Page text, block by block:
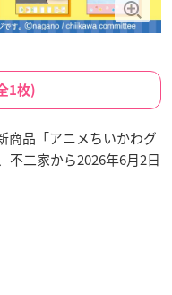
1枚)
商品「アニメちいかわグ
不二家から2026年6月2日